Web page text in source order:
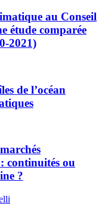
au Conseil
étude comparée
2021)
de l’océan
continuités ou
?